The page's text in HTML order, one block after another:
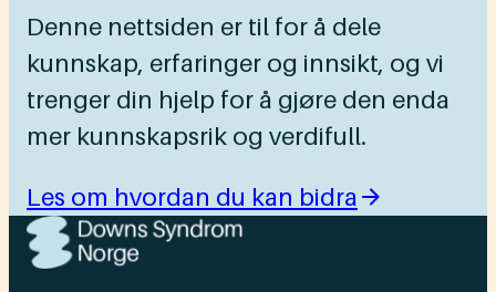
Denne nettsiden er til for å dele
kunnskap, erfaringer og innsikt, og vi
trenger din hjelp for å gjøre den enda
mer kunnskapsrik og verdifull.
Les om hvordan du kan bidra